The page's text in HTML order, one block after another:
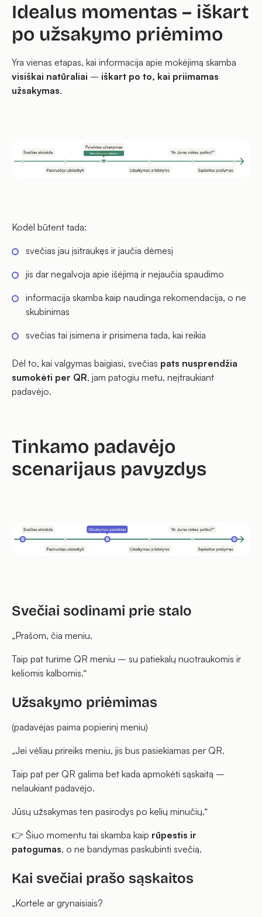
Idealus momentas – iškart
po užsakymo priėmimo
Yra vienas etapas, kai informacija apie mokėjimą skamba
visiškai natūraliai – iškart po to, kai priimamas
užsakymas.
Kodėl būtent tada:
svečias jau įsitraukęs ir jaučia dėmesį
jis dar negalvoja apie išėjimą ir nejaučia spaudimo
informacija skamba kaip naudinga rekomendacija, o ne
skubinimas
svečias tai įsimena ir prisimena tada, kai reikia
Dėl to, kai valgymas baigiasi, svečias pats nusprendžia
sumokėti per QR, jam patogiu metu, neįtraukiant
padavėjo.
Tinkamo padavėjo
scenarijaus pavyzdys
Svečiai sodinami prie stalo
„Prašom, čia meniu.
Taip pat turime QR meniu – su patiekalų nuotraukomis ir
keliomis kalbomis.“
Užsakymo priėmimas
(padavėjas paima popierinį meniu)
„Jei vėliau prireiks meniu, jis bus pasiekiamas per QR.
Taip pat per QR galima bet kada apmokėti sąskaitą –
nelaukiant padavėjo.
Jūsų užsakymas ten pasirodys po kelių minučių.“
👉 Šiuo momentu tai skamba kaip rūpestis ir
patogumas, o ne bandymas paskubinti svečią.
Kai svečiai prašo sąskaitos
„Kortele ar grynaisiais?